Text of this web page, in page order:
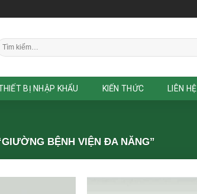
BỊ NHẬP KHẨU KIẾN THỨC LIÊN HỆ
BỆNH VIỆN ĐA NĂNG”